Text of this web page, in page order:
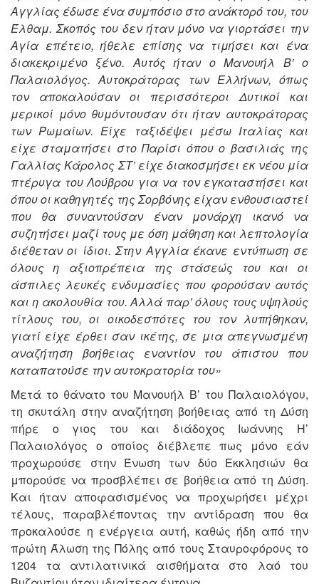
Αγγλίας έδωσε ένα συμπόσιο στο ανάκτορό του, του
Έλθαμ. Σκοπός του δεν ήταν μόνο να γιορτάσει την
Αγία επέτειο, ήθελε επίσης να τιμήσει και ένα
διακεκριμένο ξένο. Αυτός ήταν ο Μανουήλ Β’ ο
Παλαιολόγος. Αυτοκράτορας των Ελλήνων, όπως
τον αποκαλούσαν οι περισσότεροι Δυτικοί και
μερικοί μόνο θυμόντουσαν ότι ήταν αυτοκράτορας
των Ρωμαίων. Είχε ταξιδέψει μέσω Ιταλίας και
είχε σταματήσει στο Παρίσι όπου ο βασιλιάς της
Γαλλίας Κάρολος ΣΤ’ είχε διακοσμήσει εκ νέου μία
πτέρυγα του Λούβρου για να τον εγκαταστήσει και
όπου οι καθηγητές της Σορβόνης είχαν ενθουσιαστεί
που θα συναντούσαν έναν μονάρχη ικανό να
συζητήσει μαζί τους με όση μάθηση και λεπτολογία
διέθεταν οι ίδιοι. Στην Αγγλία έκανε εντύπωση σε
όλους η αξιοπρέπεια της στάσεώς του και οι
άσπιλες λευκές ενδυμασίες που φορούσαν αυτός
και η ακολουθία του. Αλλά παρ’ όλους τους υψηλούς
τίτλους του, οι οικοδεσπότες του τον λυπήθηκαν,
γιατί είχε έρθει σαν ικέτης, σε μια απεγνωσμένη
αναζήτηση βοήθειας εναντίον του άπιστου που
καταπατούσε την αυτοκρατορία του»
Μετά το θάνατο του Μανουήλ Β’ του Παλαιολόγου,
τη σκυτάλη στην αναζήτηση βοήθειας από τη Δύση
πήρε ο γιος του και διάδοχος Ιωάννης Η’
Παλαιολόγος ο οποίος διέβλεπε πως μόνο εάν
προχωρούσε στην Ένωση των δύο Εκκλησιών θα
μπορούσε να προσβλέπει σε βοήθεια από τη Δύση.
Και ήταν αποφασισμένος να προχωρήσει μέχρι
τέλους, παραβλέποντας την αντίδραση που θα
προκαλούσε η ενέργεια αυτή, καθώς ήδη από την
πρώτη Άλωση της Πόλης από τους Σταυροφόρους το
1204 τα αντιλατινικά αισθήματα στο λαό του